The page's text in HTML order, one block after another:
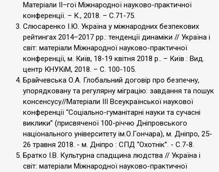
Матеріали II–гої Міжнародної науково-практичної
конференції. – К., 2018. – С.71-75.
Слюсаренко І.Ю. Україна у міжнародних безпекових
рейтингах 2014–2017 рр.: тенденції динаміки // Україна і
світ: матеріали Міжнародної науково-практичної
конференції, м. Київ, 18-19 квітня 2018 р.. – Київ : Вид.
центр КНУКіМ, 2018. – С. 100-105.
Брайчевська О.А. Глобальний договір про безпечну,
упорядковану та регулярну міграцію: завдання та пошук
консенсусу//Матеріали ІІІ Всеукраїнської наукової
конференції “Соціально-гуманітарні науки та сучасні
виклики” (присвяченої 100-річчю Дніпровського
національного університету ім.О.Гончара), м. Дніпро, 25-
26 травня 2018. - м. Дніпро : СПД “Охотнік”. - С.7-8.
Братко І.В. Культурна спадщина людства // Україна і
світ: матеріали Міжнародної науково-практичної